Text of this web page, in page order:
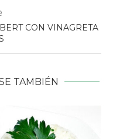
CON VINAGRETA
TAMBIÉN